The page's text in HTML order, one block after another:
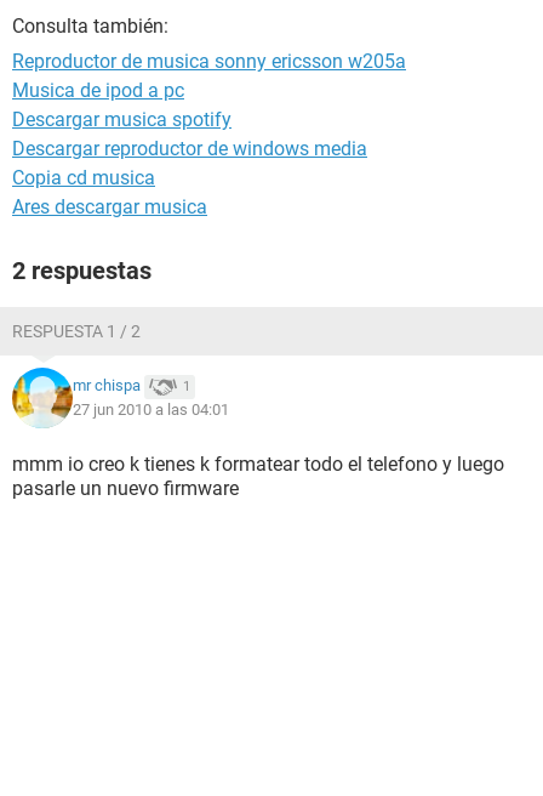
Consulta también:
Reproductor de musica sonny ericsson w205a
Musica de ipod a pc
Descargar musica spotify
Descargar reproductor de windows media
Copia cd musica
Ares descargar musica
2 respuestas
RESPUESTA 1 / 2
mr chispa 1
27 jun 2010 a las 04:01
mmm io creo k tienes k formatear todo el telefono y luego
pasarle un nuevo firmware